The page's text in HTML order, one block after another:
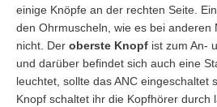
einige Knöpfe an der rechten Seite.
den Ohrmuscheln, wie es bei anderen
nicht. Der oberste Knopf ist zum An-
und darüber befindet sich auch eine
leuchtet, sollte das ANC eingeschaltet
Knopf schaltet ihr die Kopfhörer durch